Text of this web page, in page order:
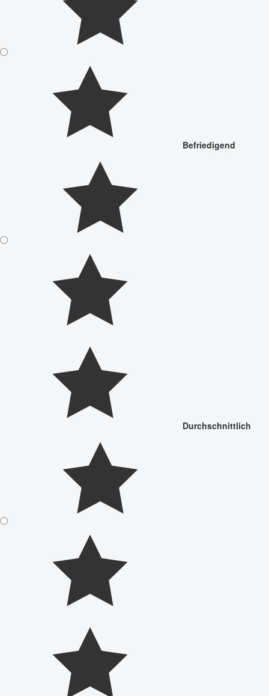
Befriedigend
Durchschnittlich